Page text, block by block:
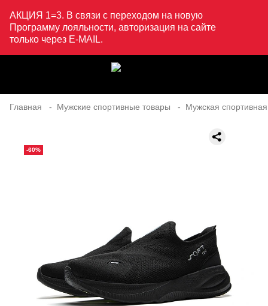
АКЦИЯ 1=3. В связи с переходом на новую
Программу лояльности, авторизация на сайте
только через E-MAIL.
Главная Мужские спортивные товары Мужская
-60%